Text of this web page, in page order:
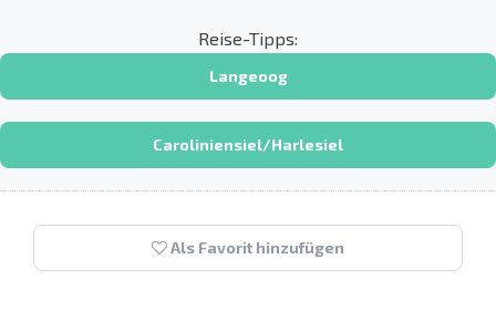
Reise-Tipps:
Langeoog
Caroliniensiel/Harlesiel
Als Favorit hinzufügen